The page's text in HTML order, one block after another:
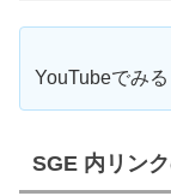
YouTubeでみ
SGE 内リン